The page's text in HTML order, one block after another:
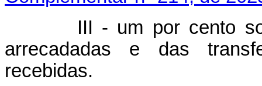
III - um por cento
arrecadadas e das
recebidas.